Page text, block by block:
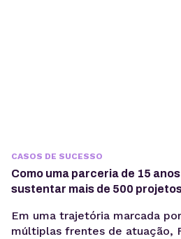
CASOS DE SUCESSO
Como uma parceria de 15
sustentar mais de 500
Em uma trajetória marcada
múltiplas frentes de atuação,